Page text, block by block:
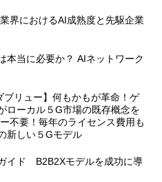
界におけるAI成熟度と先駆企業
本当に必要か？ AIネットワーク
ブリュー】何もかもが革命！ゲ
ローカル５G市場の既存概念を
不要！毎年のライセンス費用も
新しい５Gモデル
イド B2B2Xモデルを成功に導